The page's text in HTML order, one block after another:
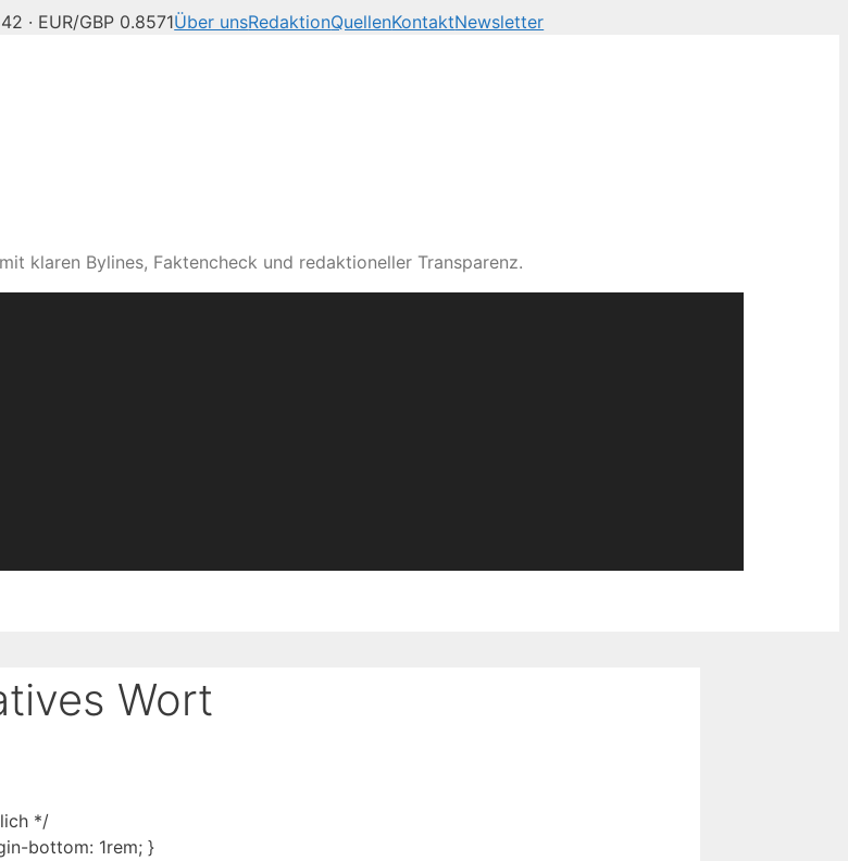
· EUR/GBP 0.8571Über unsRedaktionQuellenKontaktNewsletter
klaren Bylines, Faktencheck und redaktioneller Transparenz.
Wort
*/
bottom: 1rem; }